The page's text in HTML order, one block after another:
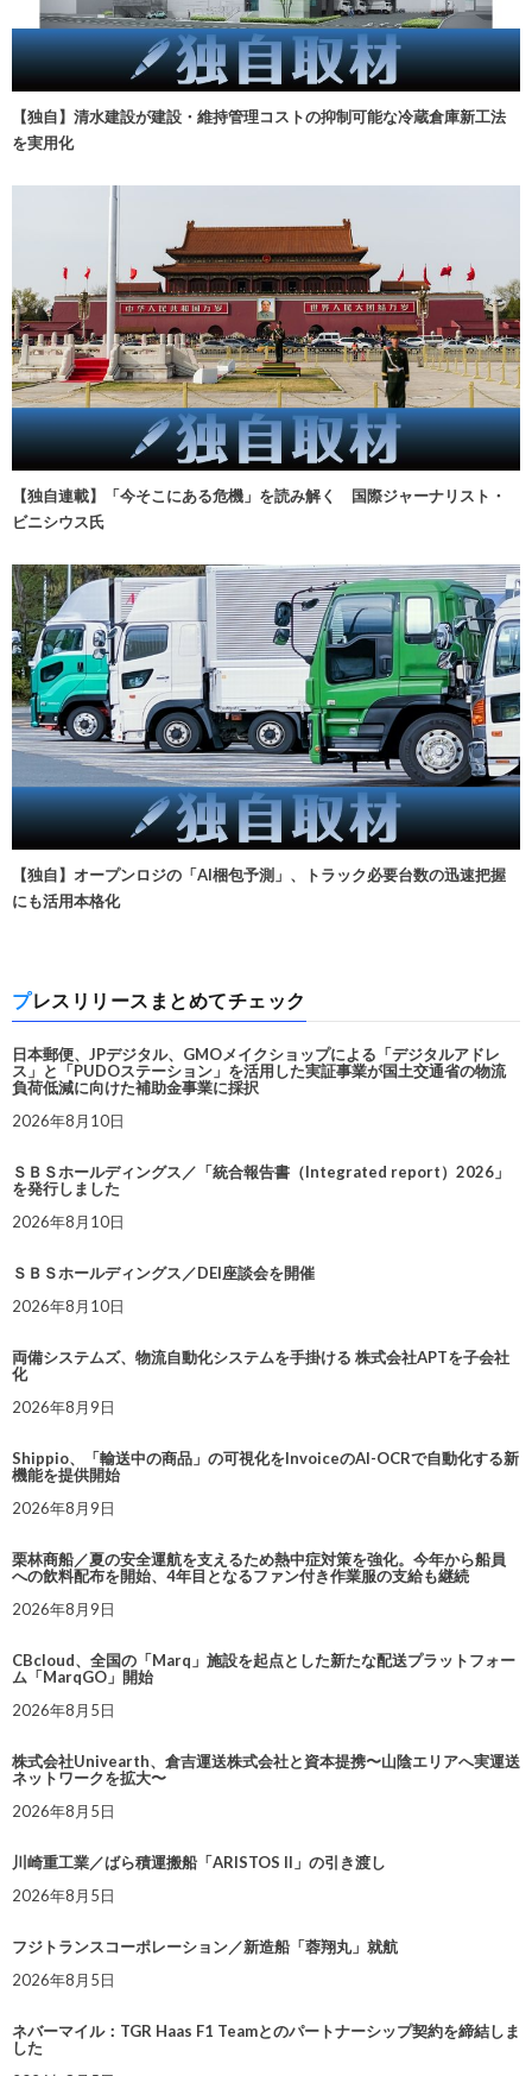
【独自】清水建設が建設・維持管理コストの抑制可能な冷蔵倉庫新工法
を実用化
【独自連載】「今そこにある危機」を読み解く 国際ジャーナリスト・
ビニシウス氏
【独自】オープンロジの「AI梱包予測」、トラック必要台数の迅速把握
にも活用本格化
プレスリリースまとめてチェック
日本郵便、JPデジタル、GMOメイクショップによる「デジタルアドレ
ス」と「PUDOステーション」を活用した実証事業が国土交通省の物流
負荷低減に向けた補助金事業に採択
2026年8月10日
ＳＢＳホールディングス／「統合報告書（Integrated report）2026」
を発行しました
2026年8月10日
ＳＢＳホールディングス／DEI座談会を開催
2026年8月10日
両備システムズ、物流自動化システムを手掛ける 株式会社APTを子会社
化
2026年8月9日
Shippio、「輸送中の商品」の可視化をInvoiceのAI-OCRで自動化する新
機能を提供開始
2026年8月9日
栗林商船／夏の安全運航を支えるため熱中症対策を強化。今年から船員
への飲料配布を開始、4年目となるファン付き作業服の支給も継続
2026年8月9日
CBcloud、全国の「Marq」施設を起点とした新たな配送プラットフォー
ム「MarqGO」開始
2026年8月5日
株式会社Univearth、倉吉運送株式会社と資本提携〜山陰エリアへ実運送
ネットワークを拡大〜
2026年8月5日
川崎重工業／ばら積運搬船「ARISTOS II」の引き渡し
2026年8月5日
フジトランスコーポレーション／新造船「蓉翔丸」就航
2026年8月5日
ネバーマイル：TGR Haas F1 Teamとのパートナーシップ契約を締結しま
した